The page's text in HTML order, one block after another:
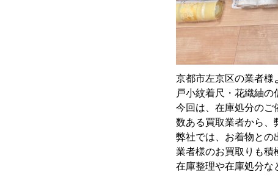
京都市左京区の業者
戸小紋着尺・花織紬の
今回は、在庫処分のご
数ある買取業者から、
弊社では、お着物との
業者様のお買取りも積
在庫整理や在庫処分な